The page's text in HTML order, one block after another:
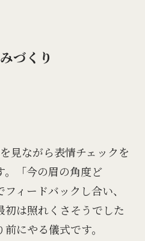
づくり
見ながら表情チェックを
。「今の眉の角度ど
ィードバックし合い、
は照れくさそうでした
にやる儀式です。